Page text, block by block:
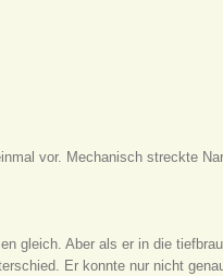
vor. Mechanisch streckte
gleich. Aber als er in die
Er konnte nur nicht